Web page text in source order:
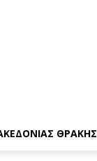
ΘΡΆΚΗΣ